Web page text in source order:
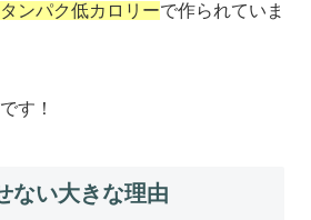
ンパク低カロリーで作られていま
す！
ない大きな理由